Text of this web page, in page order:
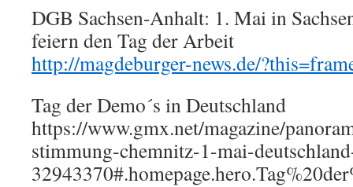
DGB Sachsen-Anhalt: 1. Mai in
feiern den Tag der Arbeit
http://magdeburger-news.de/
Tag der Demo´s in Deutschland
https://www.gmx.net/magazine/
stimmung-chemnitz-1-mai-